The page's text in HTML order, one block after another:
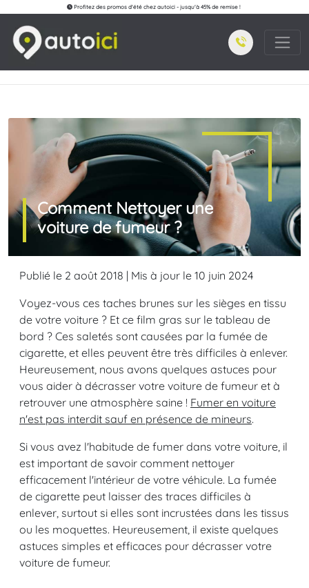
Profitez des promos d'été chez autoici - jusqu'à 45% de remise !
Comment Nettoyer une
voiture de fumeur ?
Publié le 2 août 2018 | Mis à jour le 10 juin 2024
Voyez-vous ces taches brunes sur les sièges en tissu
de votre voiture ? Et ce film gras sur le tableau de
bord ? Ces saletés sont causées par la fumée de
cigarette, et elles peuvent être très difficiles à enlever.
Heureusement, nous avons quelques astuces pour
vous aider à décrasser votre voiture de fumeur et à
retrouver une atmosphère saine ! Fumer en voiture
n'est pas interdit sauf en présence de mineurs.
Si vous avez l'habitude de fumer dans votre voiture, il
est important de savoir comment nettoyer
efficacement l'intérieur de votre véhicule. La fumée
de cigarette peut laisser des traces difficiles à
enlever, surtout si elles sont incrustées dans les tissus
ou les moquettes. Heureusement, il existe quelques
astuces simples et efficaces pour décrasser votre
voiture de fumeur.